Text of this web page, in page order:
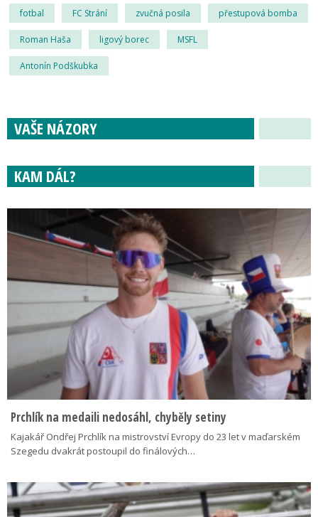
fotbal FC Strání zvučná posila přestupová bomba
Roman Haša ligový borec MSFL
Antonín Podškubka
VAŠE NÁZORY
KAM DÁL?
Prchlík na medaili nedosáhl, chyběly setiny
Kajakář Ondřej Prchlík na mistrovství Evropy do 23 let v maďarském
Szegedu dvakrát postoupil do finálových…